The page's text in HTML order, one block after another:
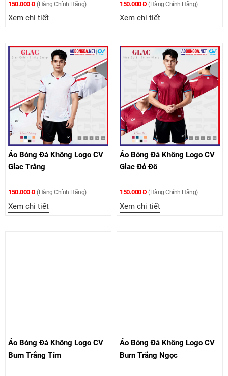
150.000 Đ (Hàng Chính Hãng)
Xem chi tiết
150.000 Đ (Hàng Chính Hãng)
Xem chi tiết
Áo Bóng Đá Không Logo CV
Glac Trắng
150.000 Đ (Hàng Chính Hãng)
Xem chi tiết
Áo Bóng Đá Không Logo CV
Glac Đỏ Đô
150.000 Đ (Hàng Chính Hãng)
Xem chi tiết
Áo Bóng Đá Không Logo CV
Burn Trắng Tím
Áo Bóng Đá Không Logo CV
Burn Trắng Ngọc